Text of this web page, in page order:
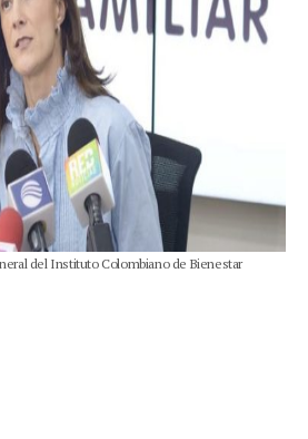
del Instituto Colombiano de Bienestar